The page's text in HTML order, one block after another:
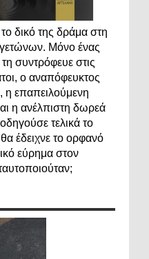
δικό της δράμα στη
Μόνο ένας
συντρόφευε στις
ο αναπόφευκτος
η επαπειλούμενη
η ανέλπιστη δωρεά
τελικά το
έδειχνε το ορφανό
εύρημα στον